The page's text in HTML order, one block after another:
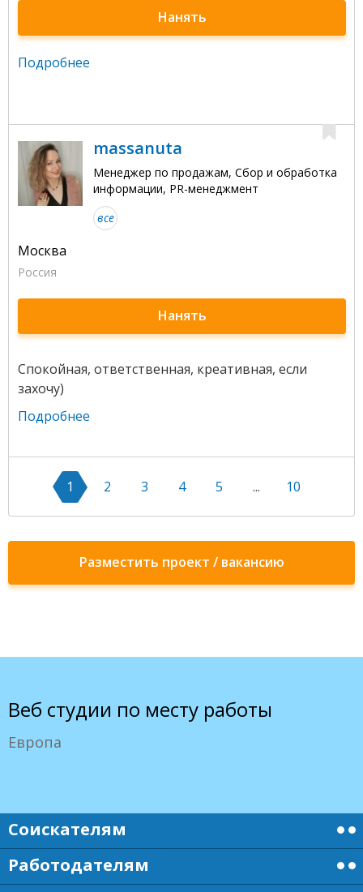
Нанять
Подробнее
massanuta
Менеджер по продажам, Сбор и обработка
информации, PR-менеджмент
все
Москва
Россия
Нанять
Спокойная, ответственная, креативная, если
захочу)
Подробнее
1 2 3 4 5 ... 10
Разместить проект / вакансию
Веб студии по месту работы
Европа
Соискателям
Работодателям